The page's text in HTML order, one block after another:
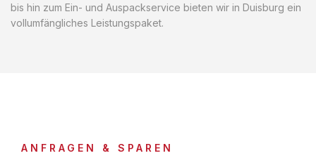
bis hin zum Ein- und Auspackservice bieten wir in Duisburg ein
vollumfängliches Leistungspaket.
ANFRAGEN & SPAREN